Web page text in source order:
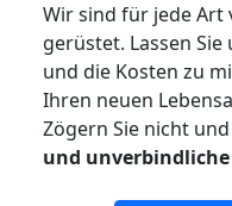
Wir sind für jede Art
gerüstet. Lassen
und die Kosten zu
Ihren neuen
Zögern Sie nicht
und